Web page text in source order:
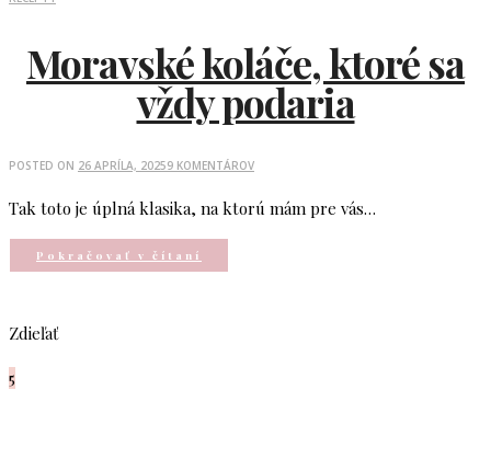
Moravské koláče, ktoré sa
vždy podaria
POSTED ON 26 APRÍLA, 20259 KOMENTÁROV
Tak toto je úplná klasika, na ktorú mám pre vás…
Pokračovať v čítaní
Zdieľať
5